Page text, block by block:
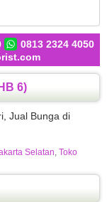
0813 2324 4050
6)
Jual Bunga di
Selatan, Toko